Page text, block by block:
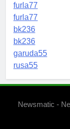
furla77
furla77
bk236
bk236
garuda55
rusa55
Newsmatic -